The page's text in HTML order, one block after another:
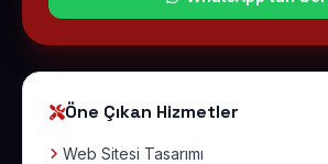
Öne Çıkan Hizmetler
Web Sitesi Tasarımı